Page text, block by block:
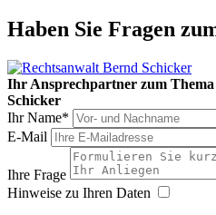
Haben Sie Fragen
Ihr Ansprechpartner zum Thema
Schicker
Ihr Name*
E-Mail
Ihre Frage
Hinweise zu Ihren Daten